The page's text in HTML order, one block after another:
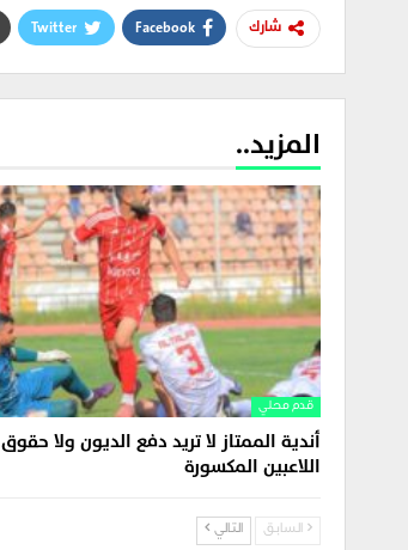
شارك Facebook
Twitter
المزيد..
قدم محلي
أندية الممتاز لا تريد دفع الديون ولا حقوق
اللاعبين المكسورة
السابق التالي